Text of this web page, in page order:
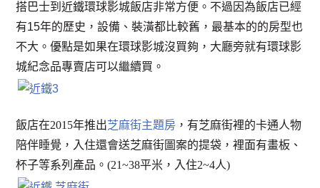
搭巴士到近鐵環球影城飯店非常方便。不過因為飯店已經
有15年的歷史，設備、裝潢都比較舊，最基本的的房型也
不大。優點是如果在環球影城沒買夠，大廳旁就有環球影
城紀念品專賣店可以繼續買。
飯店在2015年推出芝麻街主題房 ，有芝麻街裡的卡通人物
陪伴睡覺，入住還會送芝麻街圖案的提袋，裡面有畫板、
杯子等系列產品。(21~38平米，入住2~4人)